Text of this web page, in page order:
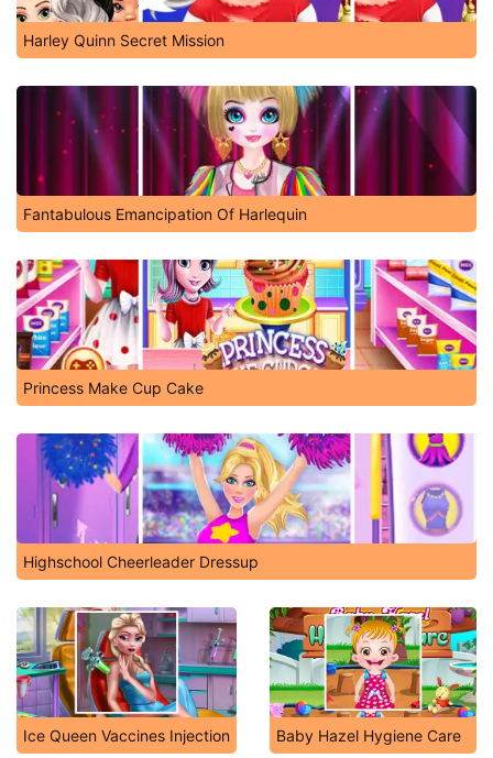
Harley Quinn Secret Mission
Fantabulous Emancipation Of Harlequin
Princess Make Cup Cake
Highschool Cheerleader Dressup
Ice Queen Vaccines Injection Baby Hazel Hygiene Care